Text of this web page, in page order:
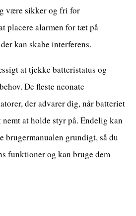
være sikker og fri for
placere alarmen for tæt på
kan skabe interferens.
at tjekke batteristatus og
De fleste neonate
der advarer dig, når batteriet
at holde styr på. Endelig kan
brugermanualen grundigt, så du
funktioner og kan bruge dem